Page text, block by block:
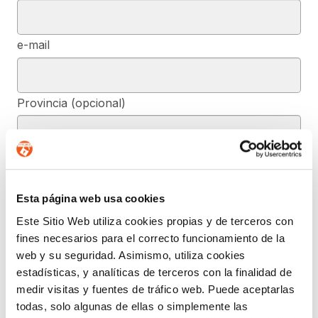
Esta página web usa cookies
Este Sitio Web utiliza cookies propias y de terceros con
fines necesarios para el correcto funcionamiento de la
web y su seguridad. Asimismo, utiliza cookies
estadísticas, y analíticas de terceros con la finalidad de
medir visitas y fuentes de tráfico web. Puede aceptarlas
todas, solo algunas de ellas o simplemente las
e-mail
Provincia (opcional)
Mensaje (opcional)
De conformidad con el RGPD y la LOPDGDD, SEGURIDAD Y
PRIVACIDAD DE DATOS, S.L. tratará los datos facilitados, con la
finalidad de contestar a las dudas y/o quejas planteadas a través
del presente formulario y facilitar la información solicitada. Podrá
ejercer, si lo desea, los derechos de acceso, rectificación,
supresión, y demás reconocidos en la normativa mencionada. Para
obtener más información acerca de cómo estamos tratando sus
datos, acceda a nuestra política de privacidad.